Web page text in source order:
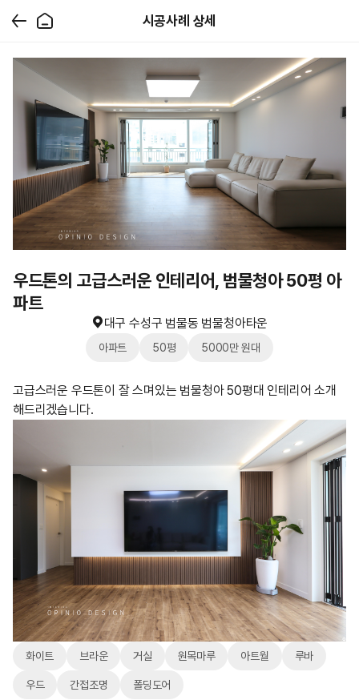
시공사례 상세
우드톤의 고급스러운 인테리어, 범물청아 50평 아
파트
대구 수성구 범물동 범물청아타운
아파트 50평 5000만 원대
고급스러운 우드톤이 잘 스며있는 범물청아 50평대 인테리어 소개
해드리겠습니다.
화이트 브라운 거실 원목마루 아트월 루바
우드 간접조명 폴딩도어